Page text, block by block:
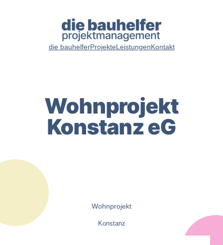
die bauhelferProjekteLeistungenKontakt
Wohnprojekt
Konstanz eG
Wohnprojekt
Konstanz